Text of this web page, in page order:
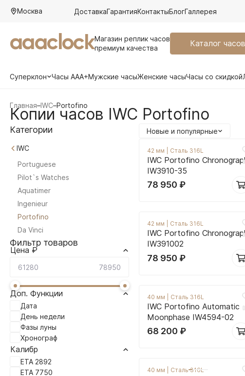
Москва ДоставкаГарантияКонтактыБлогГаллерея
aaaclockМагазин реплик часов
премиум качества
Каталог часов
Суперклон Часы AAA+Мужские часыЖенские часыЧасы со скидкой
Главная–IWC–Portofino
Копии часов IWC Portofino
Новые и популярные
42 мм Сталь 316L
IWC Portofino
IW3910-35
78 950 ₽
42 мм Сталь 316L
IWC Portofino
IW391002
78 950 ₽
40 мм Сталь 316L
IWC Portofino Automatic
Moonphase IW4594-02
68 200 ₽
40 мм Сталь 316L
Категории
IWC
Portuguese
Pilot`s Watches
Aquatimer
Ingenieur
Portofino
Da Vinci
Фильтр товаров
Цена ₽
Доп. Функции
Дата
День недели
Фазы луны
Хронограф
Калибр
ETA 2892
ETA 7750